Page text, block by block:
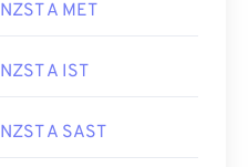
NZST A MET
NZST A IST
NZST A SAST